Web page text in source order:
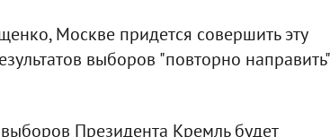
Москве придется совершить эту
выборов "повторно направить"
Президента Кремль будет